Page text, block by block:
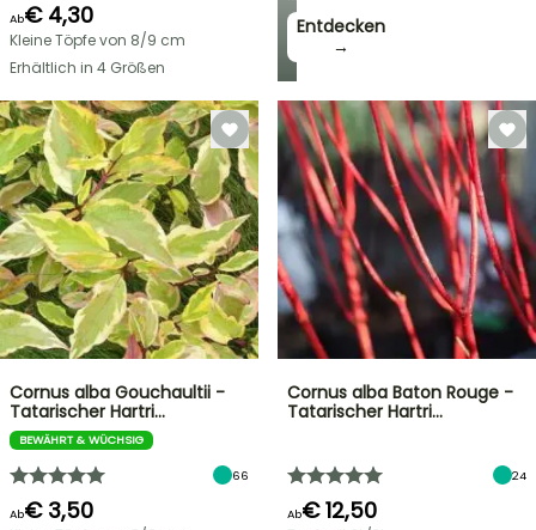
Entdecken
→
Ab€ 4,30
Kleine Töpfe von 8/9 cm
Erhältlich in 4 Größen
Cornus alba Gouchaultii -
Tatarischer Hartri…
BEWÄHRT & WÜCHSIG
66
Ab€ 3,50
Cornus alba Baton Rouge -
Tatarischer Hartri…
24
Ab€ 12,50